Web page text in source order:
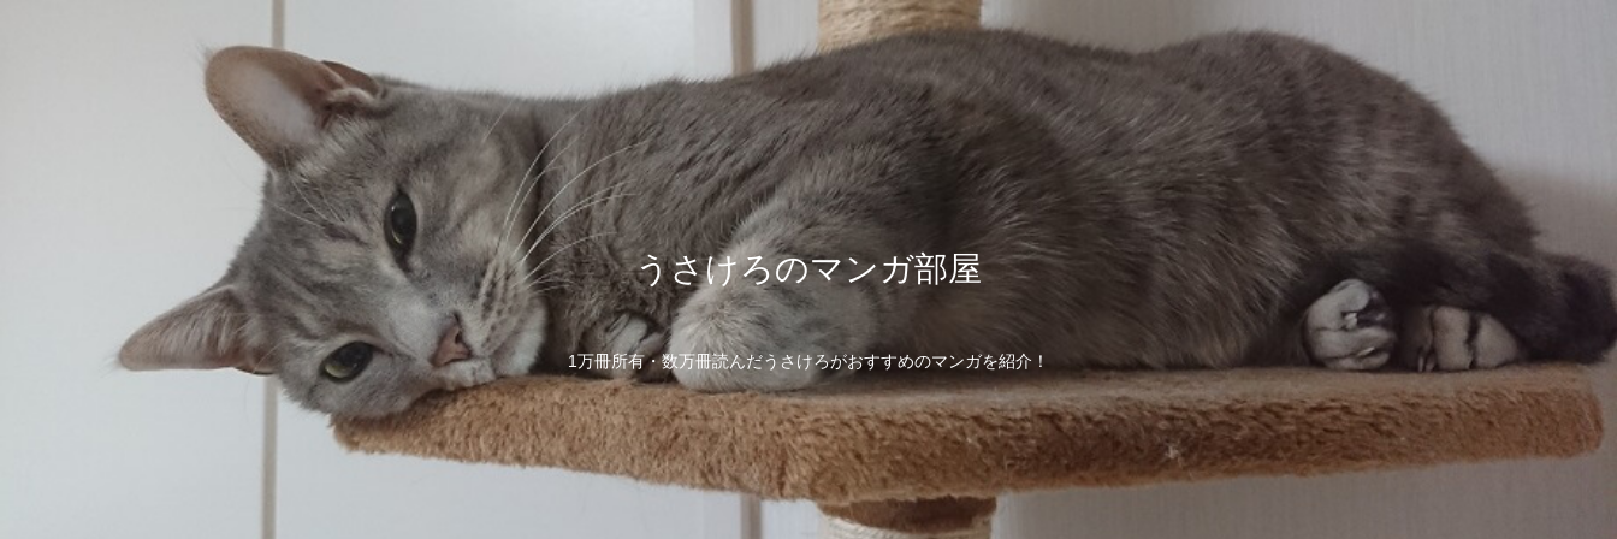
うさけろのマンガ部屋
1万冊所有・数万冊読んだうさけろがおすすめのマンガを紹介！